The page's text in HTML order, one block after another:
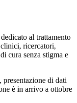
al trattamento
ricercatori,
cura senza stigma e
di dati
è in arrivo a ottobre